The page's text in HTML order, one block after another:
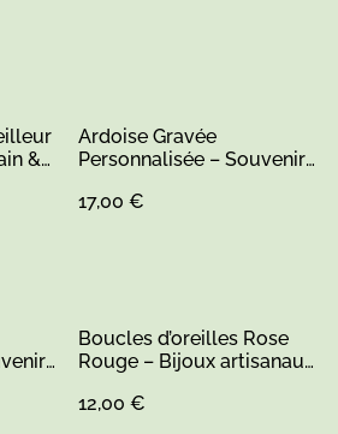
&
Ardoise Gravée
Personnalisée – Souvenir
commence"
17,00 €
Boucles d’oreilles Rose
Rouge – Bijoux artisanaux
12,00 €